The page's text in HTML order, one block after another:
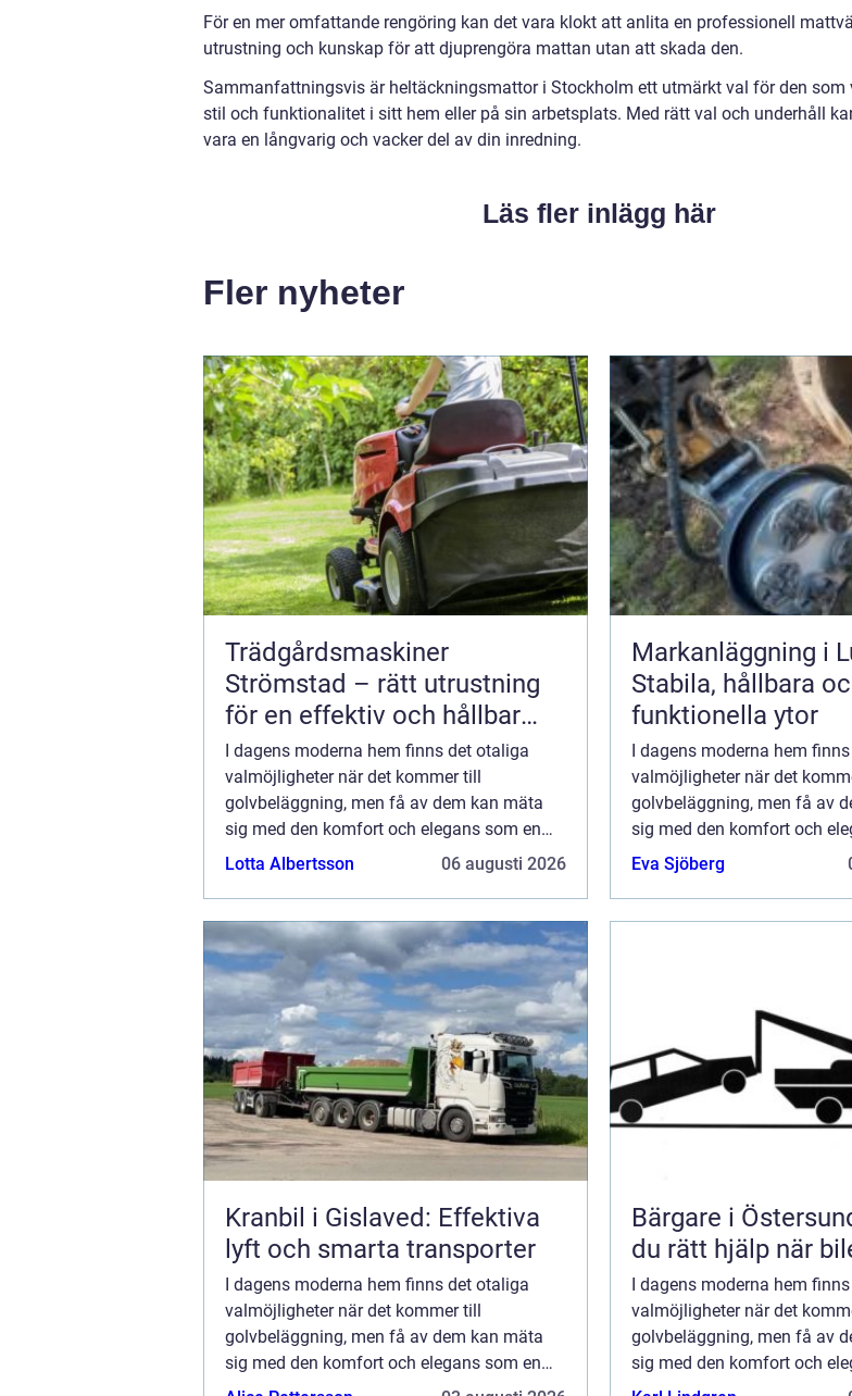
För en mer omfattande rengöring kan det vara klokt att anlita en professionell
utrustning och kunskap för att djuprengöra mattan utan att skada den.
Sammanfattningsvis är heltäckningsmattor i Stockholm ett utmärkt val för den som
stil och funktionalitet i sitt hem eller på sin arbetsplats. Med rätt val och underhåll
vara en långvarig och vacker del av din inredning.
Läs fler inlägg här
Fler nyheter
Trädgårdsmaskiner
Strömstad – rätt utrustning
för en effektiv och hållbar
trädgård
I dagens moderna hem finns det otaliga
valmöjligheter när det kommer till
golvbeläggning, men få av dem kan mäta
sig med den komfort och elegans som en
heltäckningsmatta ger. Både i hem och på
Lotta Albertsson 06 augusti 2026
Markanläggning i
Stabila, hållbara
funktionella ytor
I dagens moderna hem
valmöjligheter när det
golvbeläggning, men få av
sig med den komfort och
heltäckningsmatta ger.
Eva Sjöberg
Kranbil i Gislaved: Effektiva
lyft och smarta transporter
I dagens moderna hem finns det otaliga
valmöjligheter när det kommer till
golvbeläggning, men få av dem kan mäta
sig med den komfort och elegans som en
heltäckningsmatta ger. Både i hem och på
Bärgare i Östersund så
du rätt hjälp när
I dagens moderna hem
valmöjligheter när det
golvbeläggning, men få av
sig med den komfort och
heltäckningsmatta ger.